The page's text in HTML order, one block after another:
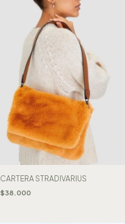
CARTERA STRADIVARIUS
$38.000